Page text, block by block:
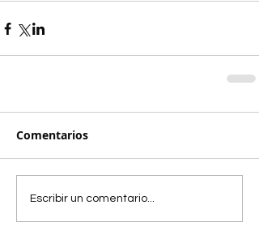
Comentarios
Escribir un comentario...